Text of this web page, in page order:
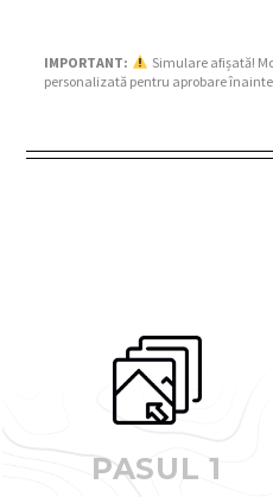
IMPORTANT:
Simulare afișată!
personalizată pentru aprobare
PASUL 1